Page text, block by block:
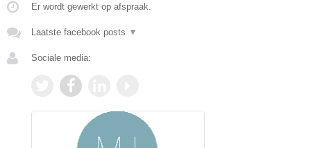
Er wordt gewerkt op afspraak.
Laatste facebook posts ▼
Sociale media: